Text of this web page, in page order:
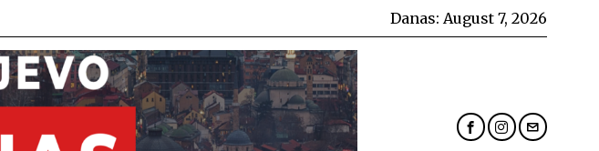
Danas: August 7, 2026